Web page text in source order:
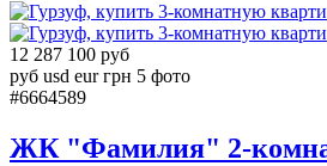
12 287 100 руб
руб usd eur грн 5 фото
#6664589
ЖК "Фамилия" 2-